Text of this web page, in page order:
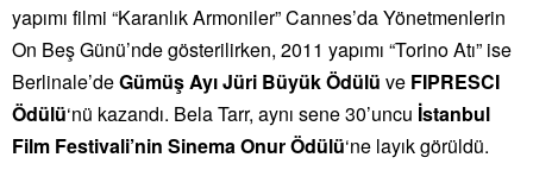
yapımı filmi “Karanlık Armoniler” Cannes’da Yönetmenlerin
On Beş Günü’nde gösterilirken, 2011 yapımı “Torino Atı” ise
Berlinale’deGümüş Ayı Jüri Büyük Ödülü ve FIPRESCI
Ödülü‘nü kazandı. Bela Tarr, aynı sene 30’uncu İstanbul
Film Festivali’nin Sinema Onur Ödülü‘ne layık görüldü.